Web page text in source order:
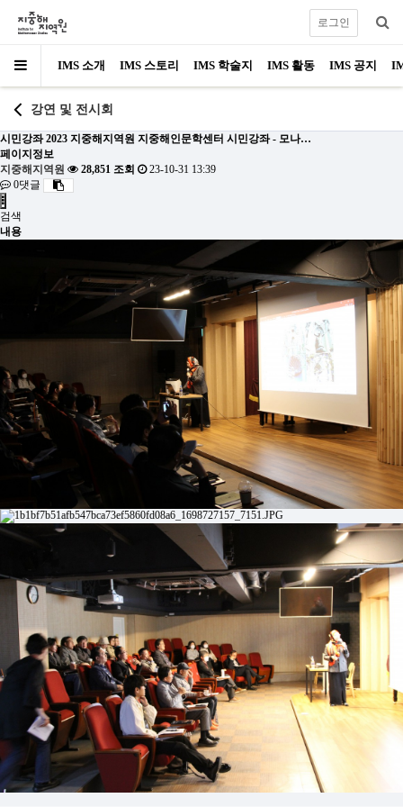
IMS 소개 IMS 스토리 IMS 학술지 IMS 활동 IMS 공지
로그인
강연 및 전시회
시민강좌 2023 지중해지역원 지중해인문학센터 시민강좌 - 모나…
페이지정보
지중해지역원
28,851 조회
23-10-31 13:39
0댓글
검색
내용